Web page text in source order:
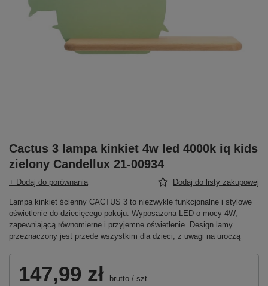
Cactus 3 lampa kinkiet 4w led 4000k iq kids
zielony Candellux 21-00934
+ Dodaj do porównania Dodaj do listy zakupowej
Lampa kinkiet ścienny CACTUS 3 to niezwykle funkcjonalne i stylowe
oświetlenie do dziecięcego pokoju. Wyposażona LED o mocy 4W,
zapewniającą równomierne i przyjemne oświetlenie. Design lamy
przeznaczony jest przede wszystkim dla dzieci, z uwagi na uroczą
147,99 zł brutto / szt.